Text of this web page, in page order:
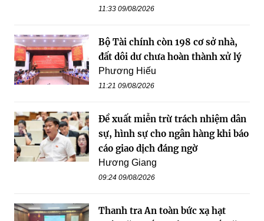
11:33 09/08/2026
Bộ Tài chính còn 198 cơ sở nhà,
đất dôi dư chưa hoàn thành xử lý
Phương Hiếu
11:21 09/08/2026
Đề xuất miễn trừ trách nhiệm dân
sự, hình sự cho ngân hàng khi báo
cáo giao dịch đáng ngờ
Hương Giang
09:24 09/08/2026
Thanh tra An toàn bức xạ hạt